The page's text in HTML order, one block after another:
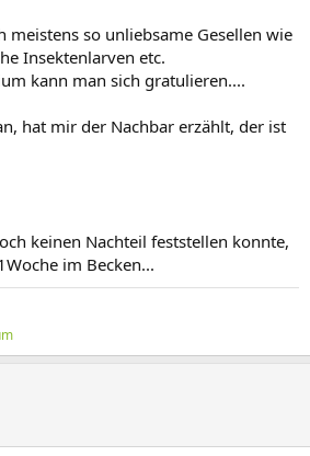
so unliebsame Gesellen wie
Insektenlarven etc.
kann man sich gratulieren....
hat mir der Nachbar erzählt, der ist
keinen Nachteil feststellen konnte,
im Becken...